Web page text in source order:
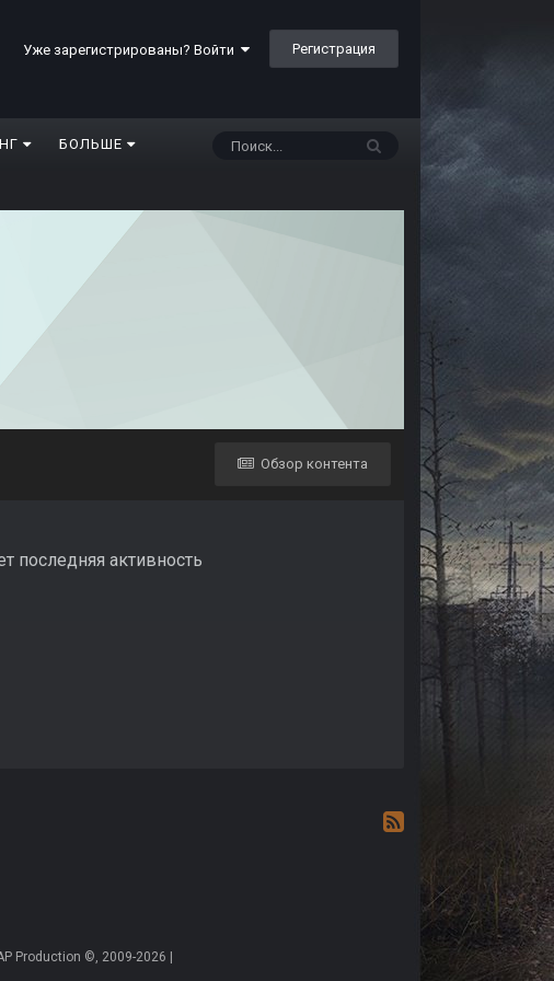
Уже зарегистрированы? Войти Регистрация
БОЛЬШЕ
Обзор контента
последняя активность
Production ©, 2009-2026 |